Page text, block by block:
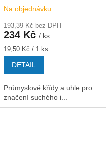
Na objednávku
193,39 Kč bez DPH
234 Kč / ks
Měrná
cena:
19,50 Kč / 1 ks
DETAIL
Průmyslové křídy a uhle pro
značení suchého i...